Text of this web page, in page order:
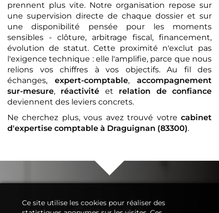
prennent plus vite. Notre organisation repose sur
une supervision directe de chaque dossier et sur
une disponibilité pensée pour les moments
sensibles - clôture, arbitrage fiscal, financement,
évolution de statut. Cette proximité n'exclut pas
l'exigence technique : elle l'amplifie, parce que nous
relions vos chiffres à vos objectifs. Au fil des
échanges, expert-comptable, accompagnement
sur-mesure, réactivité et relation de confiance
deviennent des leviers concrets.
Ne cherchez plus, vous avez trouvé votre cabinet
d'expertise comptable à Draguignan (83300).
Ce site utilise les cookies pour réaliser des